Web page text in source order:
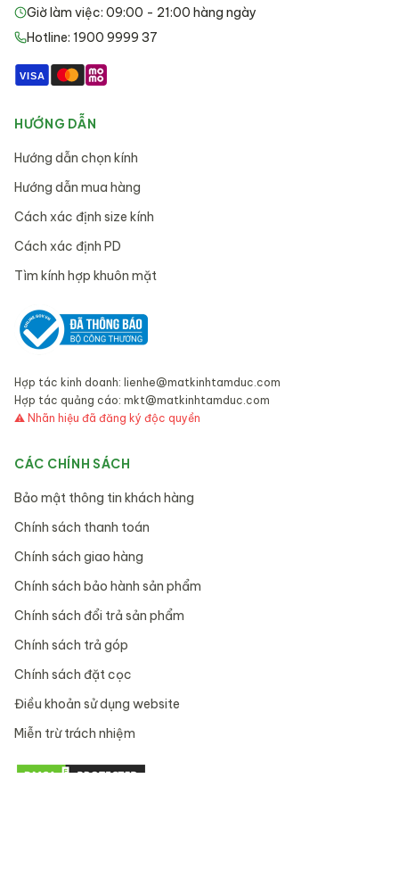
Giờ làm việc: 09:00 - 21:00 hàng ngày
Hotline: 1900 9999 37
VISA
HƯỚNG DẪN
Hướng dẫn chọn kính
Hướng dẫn mua hàng
Cách xác định size kính
Cách xác định PD
Tìm kính hợp khuôn mặt
Hợp tác kinh doanh: lienhe@matkinhtamduc.com
Hợp tác quảng cáo: mkt@matkinhtamduc.com
⚠ Nhãn hiệu đã đăng ký độc quyền
CÁC CHÍNH SÁCH
Bảo mật thông tin khách hàng
Chính sách thanh toán
Chính sách giao hàng
Chính sách bảo hành sản phẩm
Chính sách đổi trả sản phẩm
Chính sách trả góp
Chính sách đặt cọc
Điều khoản sử dụng website
Miễn trừ trách nhiệm